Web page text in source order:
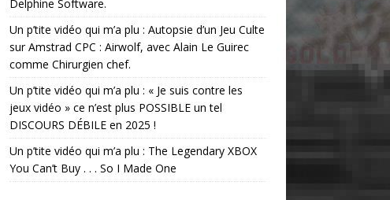
Delphine Software.
Un p’tite vidéo qui m’a plu : Autopsie d’un Jeu Culte
sur Amstrad CPC : Airwolf, avec Alain Le Guirec
comme Chirurgien chef.
Un p’tite vidéo qui m’a plu : « Je suis contre les
jeux vidéo » ce n’est plus POSSIBLE un tel
DISCOURS DÉBILE en 2025 !
Un p’tite vidéo qui m’a plu : The Legendary XBOX
You Can’t Buy . . . So I Made One